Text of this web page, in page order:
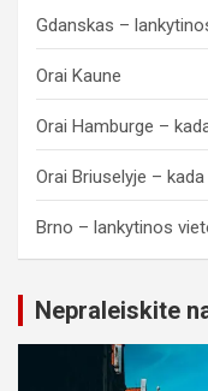
Gdanskas –
Orai Kaune
Orai Hamburge –
Orai Briuselyje –
Brno – lankytinos
Nepraleiskite